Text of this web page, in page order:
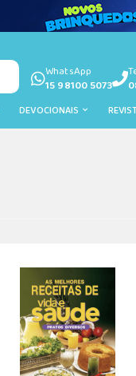
WhatsApp
15 98100 5073
DEVOCIONAIS